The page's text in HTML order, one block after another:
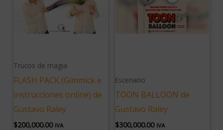
Trucos de magia
FLASH PACK (Gimmick e
instrucciones online) de
Gustavo Raley
$200,000.00 IVA
Escenario
TOON BALLOON de
Gustavo Raley
$300,000.00 IVA